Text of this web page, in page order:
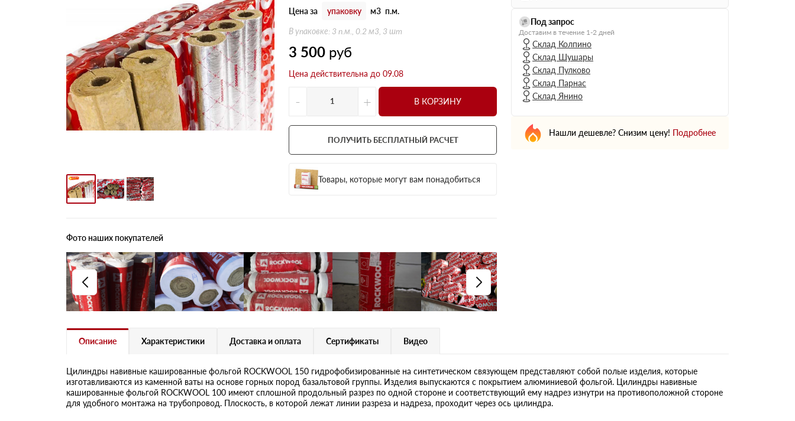
Цена за упаковку м3 п.м.
В упаковке: 3 п.м., 0.2 м3, 3 шт
3 500 руб
Цена действительна до 09.08
- + В КОРЗИНУ
ПОЛУЧИТЬ БЕСПЛАТНЫЙ РАСЧЕТ
Товары, которые могут вам понадобиться
Фото наших покупателей
Под запрос
Доставим в течение 1-2 дней
Склад Колпино
Склад Шушары
Склад Пулково
Склад Парнас
Склад Янино
Нашли дешевле? Снизим цену! Подробнее
Описание Характеристики Доставка и оплата Сертификаты Видео
Цилиндры навивные кашированные фольгой ROCKWOOL 150 гидрофобизированные на синтетическом связующем представляют собой полые изделия, которые
изготавливаются из каменной ваты на основе горных пород базальтовой группы. Изделия выпускаются с покрытием алюминиевой фольгой. Цилиндры навивные
кашированные фольгой ROCKWOOL 100 имеют сплошной продольный разрез по одной стороне и соответствующий ему надрез изнутри на противоположной стороне
для удобного монтажа на трубопровод. Плоскость, в которой лежат линии разреза и надреза, проходит через ось цилиндра.